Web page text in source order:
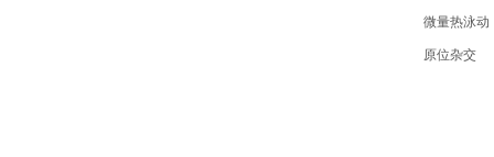
微量热泳动
原位杂交